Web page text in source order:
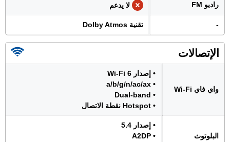
راديو FM لا يدعم
- تقنية Dolby Atmos
الإتصالات
واي فاي Wi-Fi
• إصدار Wi-Fi 6
• a/b/g/n/ac/ax
• Dual-band
• Hotspot نقطة الاتصال
البلوتوث
• إصدار 5.4
• A2DP